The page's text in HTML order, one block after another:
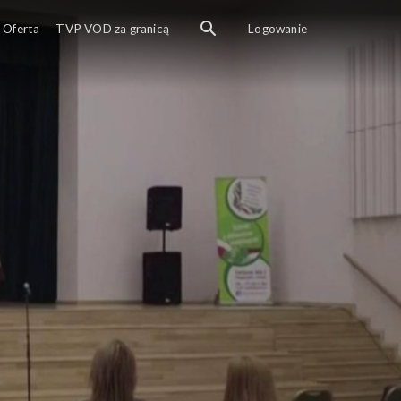
Oferta TVP VOD za granicą Logowanie